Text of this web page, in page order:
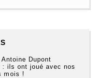
Dupont
ils ont joué avec nos
mois !